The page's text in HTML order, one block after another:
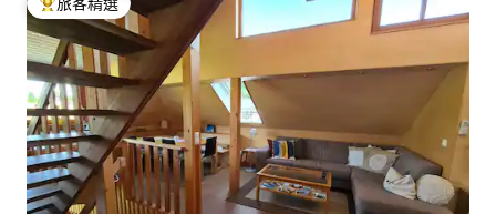
旅客精選榜首